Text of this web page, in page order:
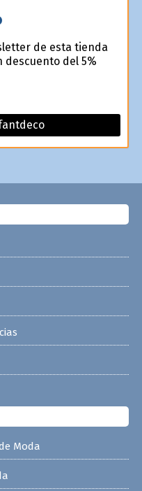
de esta tienda
descuento del 5%
Moda